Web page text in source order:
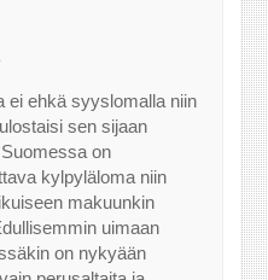
ei ehkä syyslomalla niin
sen sijaan
on
kylpyläloma niin
makuunkin
uimaan
on nykyään